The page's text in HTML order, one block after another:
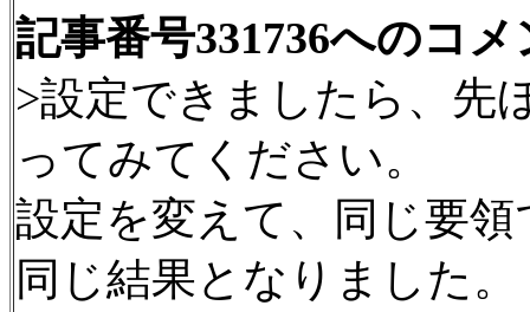
記事番号331736へのコメ
>設定できましたら、先
ってみてください。
設定を変えて、同じ要
同じ結果となりました。